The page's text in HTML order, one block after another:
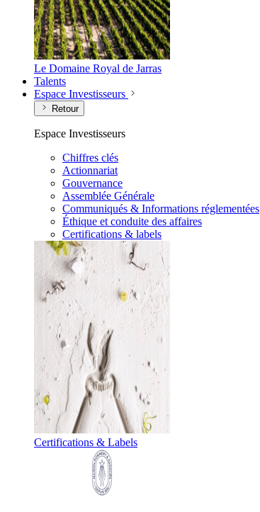
Le Domaine Royal de Jarras
Talents
Espace Investisseurs
Retour
Espace Investisseurs
Chiffres clés
Actionnariat
Gouvernance
Assemblée Générale
Communiqués & Informations réglementées
Éthique et conduite des affaires
Certifications & labels
Certifications & Labels